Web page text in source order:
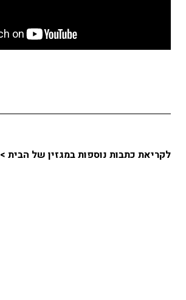
לקריאת כתבות נוספות במגזין של הבית >